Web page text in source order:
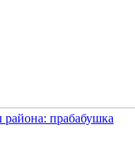
района: прабабушка